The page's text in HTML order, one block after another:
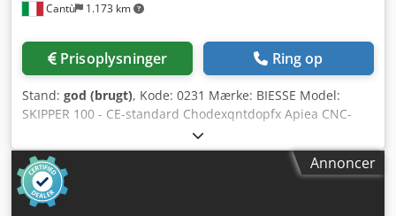
Materialetykkelse: 0 – 60 mm • Maskinkonfiguration og
bearbejdningsenheder: • 39 hoveder i den øvre enhed • 39
hoveder i den nedre enhed • Pr. bearbejdningsenhed: • 29
afstand 32 mm) • 8 horisontale borehoveder langs X-aksen
(4 med dobbeltudgang) • 2 uafhængige horisontale
borehoveder i X-retning • 2 uafhængige horisontale
borehoveder i Y • 3,5 kW HSK-elektrospindel, 6.000 – 18.000
o/min • Øvre og nedre arbejdsbord (trykbord) • Øvre og
nedre bearbejdningsenheder • Elektronisk
Cantù 1.173 km
Prisoplysninger Ring op
Stand: god (brugt), Kode: 0231 Mærke: BIESSE Model:
SKIPPER 100 - CE-standard Chodexqntdopfx Apiea CNC-
bearbejdningscenter til møbler, køkkener,
specialfremstillet inventar, plader og diverse – CE-
standard – Årgang 2006 Tekniske data: 3-akset (x-y-z) CNC-
bearbejdningscenter – svanehalsemaskine
Bevægelsespanel, fikseret bearbejdningshoved – panel
Annoncer